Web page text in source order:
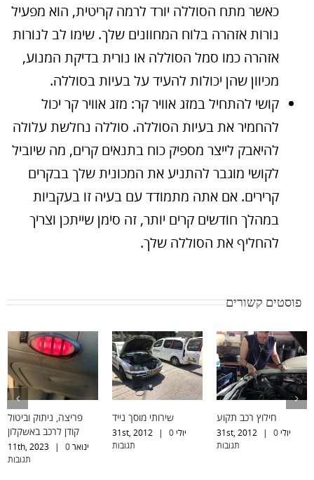
כאשר מתח הסוללה יורד לרמה קריטית, הוא מפעיל
נורות אזהרה בלוח המחוונים שלך. שימו לב לנורות
אזהרה כמו סמל הסוללה או נורית בדיקת המנוע,
מכיוון שהן יכולות להעיד על בעיות בסוללה.
קושי להתחיל במזג אוויר קר: מזג אוויר קר יכול
להחמיר את בעיות הסוללה. סוללה נחלשת עלולה
להיאבק לייצר מספיק כוח בתנאים קרים, מה שיוביל
לקושי מוגבר להתניע את המכונית שלך בבקרים
קרירים. אם אתה מתמודד עם בעיה זו בעקביות
במהלך חודשים קרים יותר, זה סימן שייתכן וצריך
להחליף את הסוללה שלך.
פוסטים קשורים
פריצה, ניתוק וביטול
קודן לרכב באשקלון
ינואר 11th, 2023 |
0
תגובות
שירותי מוסך נייד
יולי 31st, 2012 |
0
תגובות
חילוץ רכב תקוע
יולי 31st, 2012 |
0
תגובות